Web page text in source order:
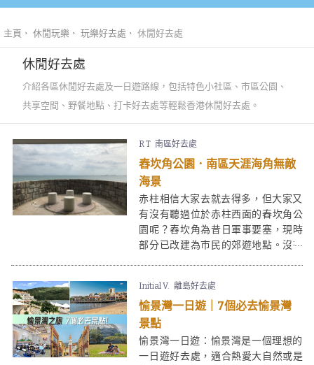
主頁 休閒玩樂 玩樂好去處 休閒好去處
休閒好去處
介紹各區休閒好去處及一日遊路線，包括特色小社區、市區公園、
共享空間、野餐地點、打卡好去處等輕鬆香港休閒好去處。
R T 南區好去處
舂坎角公園．南區天涯海角無敵
海景
赤柱相信大家去就去得多，但大家又
有沒有聽過位於赤柱西面的舂坎角公
園呢？舂坎角為昔日軍事要塞，現時
部分已改建為市民的郊遊地點。沒有
一日半日就最適合不過啦！
Initial V. 離島好去處
愉景灣一日遊｜7個必去愉景灣
景點
愉景灣一日遊：愉景灣是一個理想的
一日遊好去處，適合熱愛大自然或是